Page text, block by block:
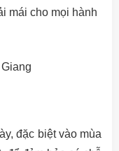
mái cho mọi hành
đặc biệt vào mùa